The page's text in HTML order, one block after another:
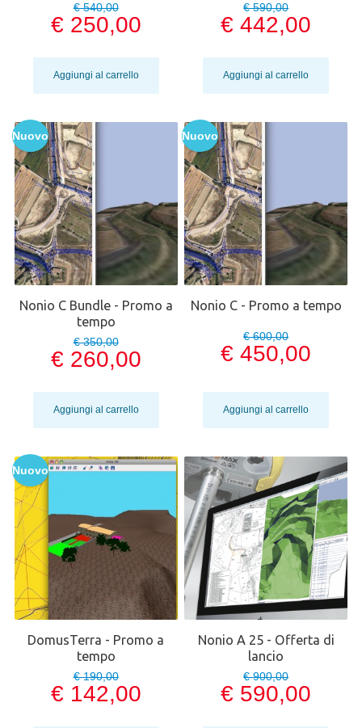
€ 540,00
€ 250,00
Aggiungi al carrello
€ 590,00
€ 442,00
Aggiungi al carrello
Nuovo
Nonio C Bundle - Promo a
tempo
€ 350,00
€ 260,00
Aggiungi al carrello
Nuovo
Nonio C - Promo a tempo
€ 600,00
€ 450,00
Aggiungi al carrello
Nuovo
DomusTerra - Promo a
tempo
€ 190,00
€ 142,00
Nonio A 25 - Offerta di
lancio
€ 900,00
€ 590,00